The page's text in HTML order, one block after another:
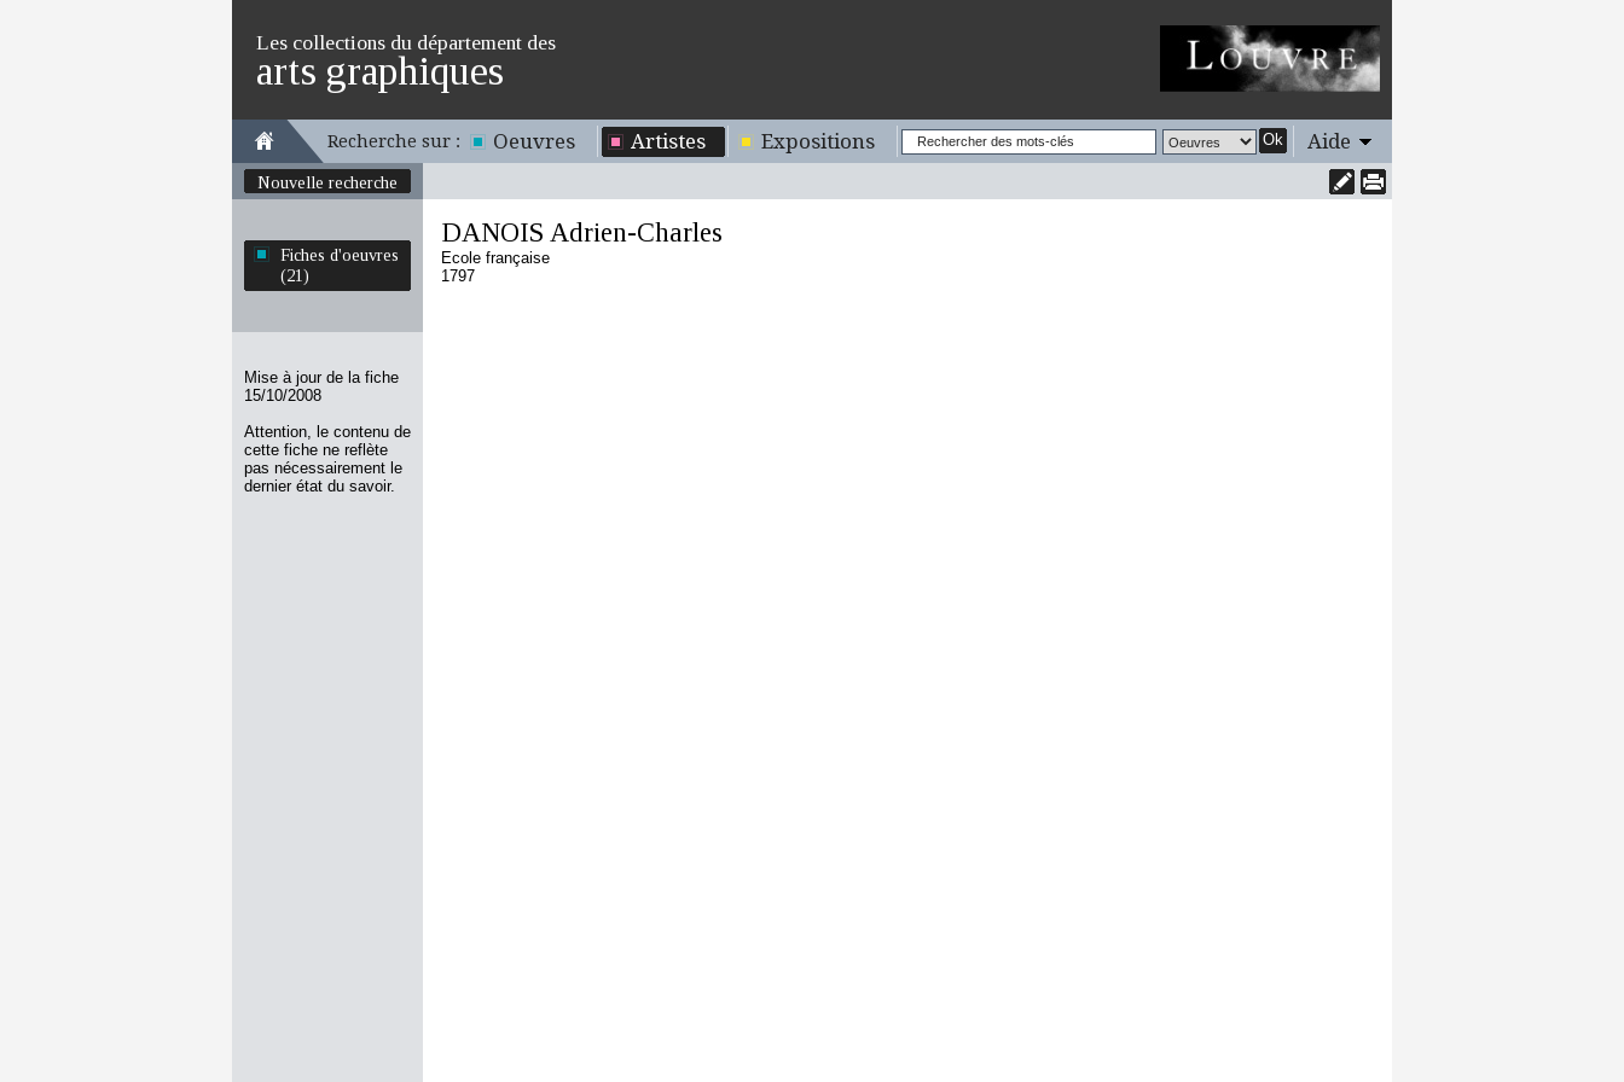
Les collections du département des
arts graphiques
Recherche sur : Oeuvres Artistes Expositions Ok Aide
Nouvelle recherche
Fiches d'oeuvres
(21)
Mise à jour de la fiche
15/10/2008
Attention, le contenu de
cette fiche ne reflète
pas nécessairement le
dernier état du savoir.
DANOIS Adrien-Charles
Ecole française
1797